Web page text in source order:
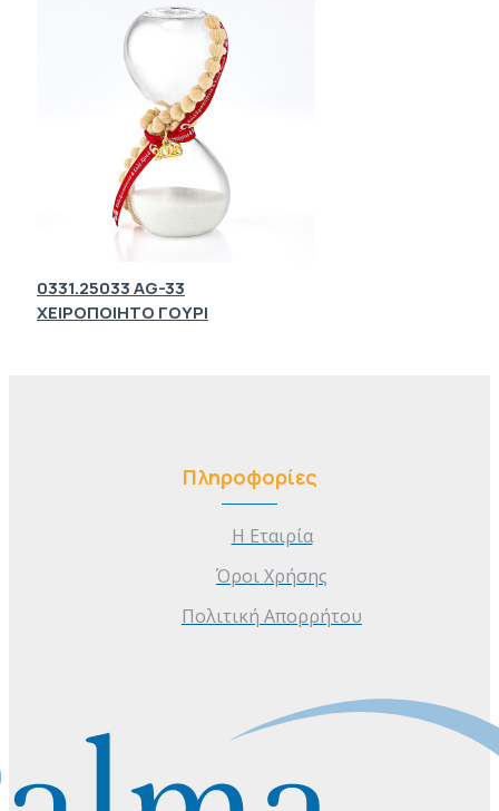
0331.25033 AG-33
ΧΕΙΡΟΠΟΙΗΤΟ ΓΟΥΡΙ
Πληροφορίες
Η Εταιρία
Όροι Χρήσης
Πολιτική Απορρήτου